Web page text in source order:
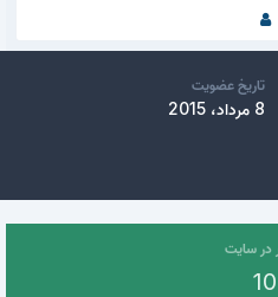
تاریخ عضویت
8 مرداد، 2015
در سایت
10